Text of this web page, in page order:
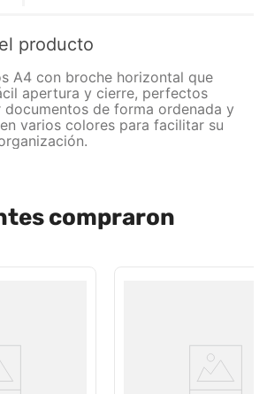
producto
A4 con broche horizontal que
apertura y cierre, perfectos
documentos de forma ordenada y
varios colores para facilitar su
compraron